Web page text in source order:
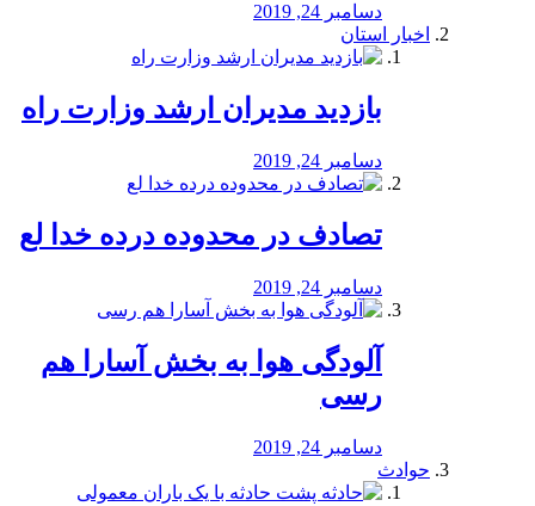
دسامبر 24, 2019
اخبار استان
بازدید مدیران ارشد وزارت راه
دسامبر 24, 2019
تصادف در محدوده درده خدا لع
دسامبر 24, 2019
آلودگی هوا به بخش آسارا هم
رسی
دسامبر 24, 2019
حوادث